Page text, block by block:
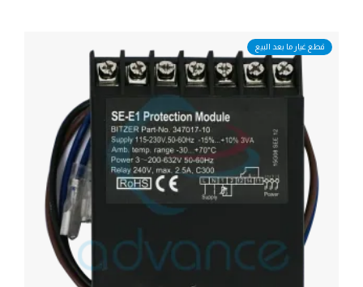
قطع غيار ما بعد البيع